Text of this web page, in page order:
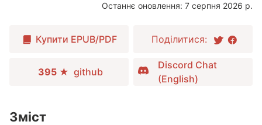
Останнє оновлення: 7 серпня 2026 р.
Купити EPUB/PDF Поділитися:
395 ★ github
Discord Chat
(English)
Зміст